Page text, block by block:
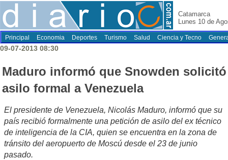
Catamarca
Lunes 10 de
Principal Economia Deportes Turismo Salud Ciencia y Tecno
09-07-2013 08:30
Maduro informó que Snowden solicitó
asilo formal a Venezuela
El presidente de Venezuela, Nicolás Maduro, informó que su
país recibió formalmente una petición de asilo del ex técnico
de inteligencia de la CIA, quien se encuentra en la zona de
tránsito del aeropuerto de Moscú desde el 23 de junio
pasado.